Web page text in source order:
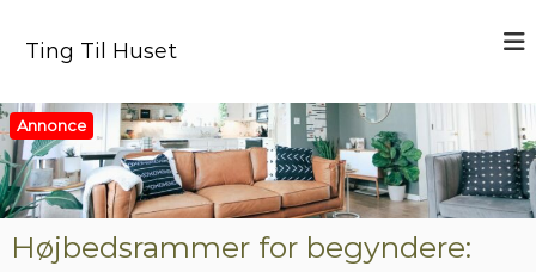
r
e
t
i
l
Ting Til Huset
Annonce
Højbedsrammer for begyndere: